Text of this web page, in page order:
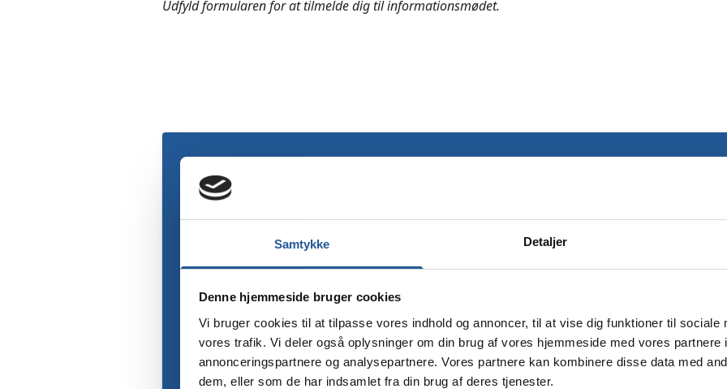
Samtykke Detaljer
Denne hjemmeside bruger cookies
Vi bruger cookies til at tilpasse vores indhold og annoncer, til at vise dig funktioner til sociale
vores trafik. Vi deler også oplysninger om din brug af vores hjemmeside med vores partnere
annonceringspartnere og analysepartnere. Vores partnere kan kombinere disse data med
dem, eller som de har indsamlet fra din brug af deres tjenester.
Udfyld formularen for at tilmelde dig til informationsmødet.
Dit mobilnummer